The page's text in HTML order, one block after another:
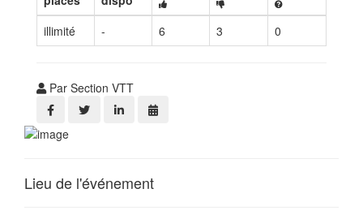
illimité
- 6 3 0
Par Section VTT
Lieu de l'événement